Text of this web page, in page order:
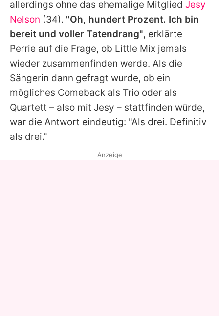
Impressum
Datenschutzerklärung
Nutzungsbedingungen
Utiq verwalten
allerdings ohne das ehemalige Mitglied Jesy
Nelson (34). "Oh, hundert Prozent. Ich bin
bereit und voller Tatendrang", erklärte
Perrie auf die Frage, ob Little Mix jemals
wieder zusammenfinden werde. Als die
Sängerin dann gefragt wurde, ob ein
mögliches Comeback als Trio oder als
Quartett – also mit Jesy – stattfinden würde,
war die Antwort eindeutig: "Als drei. Definitiv
als drei."
Anzeige